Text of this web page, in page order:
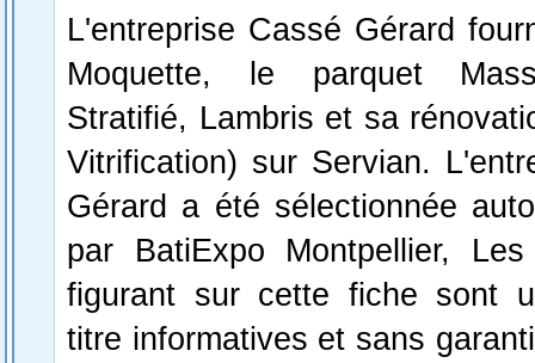
L'entreprise Cassé Gérard
Moquette, le parquet
Stratifié, Lambris et sa
Vitrification) sur Servian.
Gérard a été sélectionnée
par BatiExpo Montpellier, Les
figurant sur cette fiche sont
titre informatives et sans